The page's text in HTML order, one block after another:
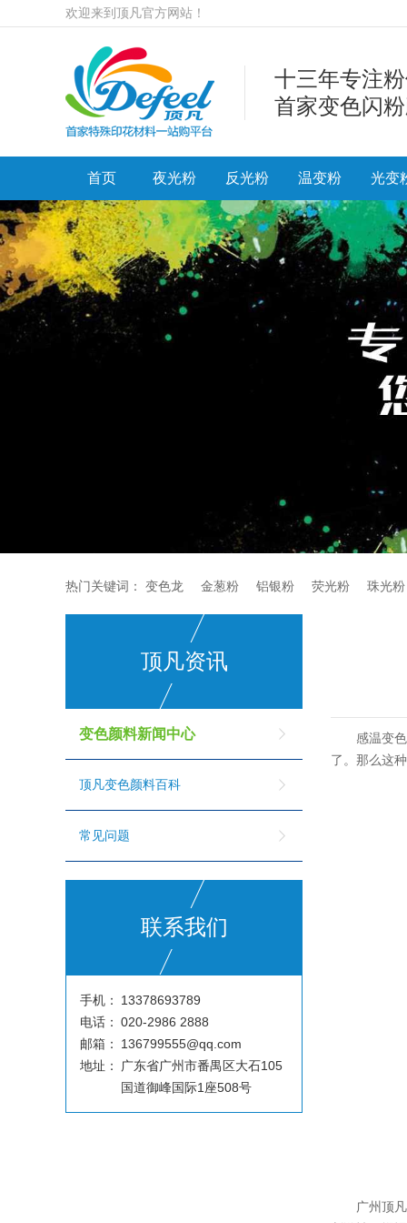
欢迎来到顶凡官方网站！
十三年专注
首家变色闪
首页 夜光粉 反光粉 温变粉 光变
热门关键词： 变色龙 金葱粉 铝银粉 荧光粉 珠光粉
顶凡资讯
变色颜料新闻中心
顶凡变色颜料百科
常见问题
联系我们
手机：
13378693789
电话： 020-2986 2888
邮箱：
136799555@qq.com
地址：
广东省广州市番禺区大石105
国道御峰国际1座508号
感温变
了。那么这种
广州顶